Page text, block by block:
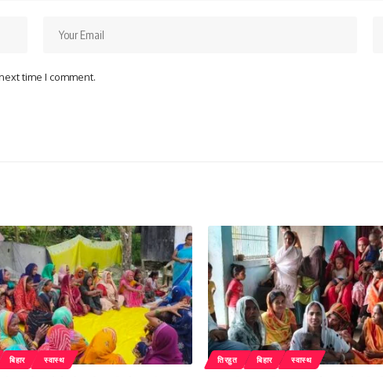
time I comment.
बिहार स्वास्थ तिरहुत बिहार स्वास्थ